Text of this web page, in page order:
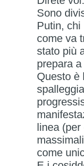
Sono
Putin, chi
come va
stato più
prepara
Questo è
linea
come